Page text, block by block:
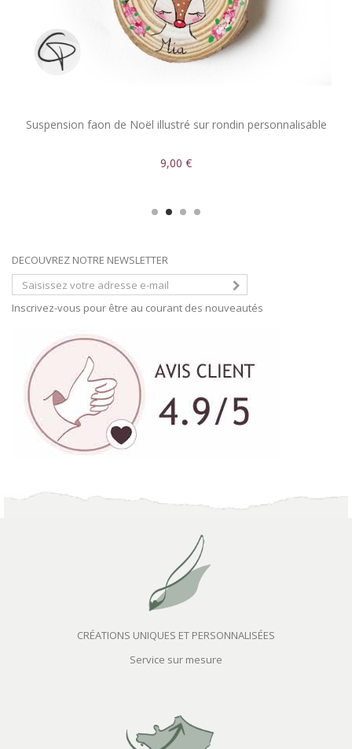
Suspension faon de Noël illustré sur rondin personnalisable
9,00 €
DECOUVREZ NOTRE NEWSLETTER
Inscrivez-vous pour être au courant des nouveautés
CRÉATIONS UNIQUES ET PERSONNALISÉES
Service sur mesure